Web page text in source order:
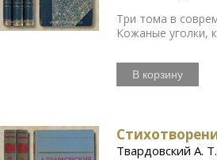
Три тома в
Кожаные уголки,
В корзину
Твардовский А. Т.